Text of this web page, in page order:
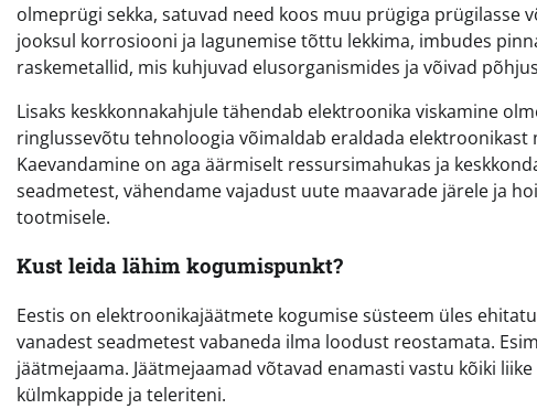
olmeprügi sekka, satuvad need koos muu prügiga prügilasse
jooksul korrosiooni ja lagunemise tõttu lekkima, imbudes
raskemetallid, mis kuhjuvad elusorganismides ja võivad
Lisaks keskkonnakahjule tähendab elektroonika viskamine
ringlussevõtu tehnoloogia võimaldab eraldada
Kaevandamine on aga äärmiselt ressursimahukas ja
seadmetest, vähendame vajadust uute maavarade järele ja
tootmisele.
Kust leida lähim kogumispunkt?
Eestis on elektroonikajäätmete kogumise süsteem üles
vanadest seadmetest vabaneda ilma loodust reostamata.
jäätmejaama. Jäätmejaamad võtavad enamasti vastu kõiki
külmkappide ja teleriteni.